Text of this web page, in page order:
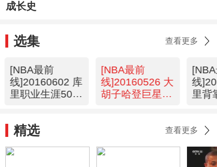
成长史
选集 查看更多
[NBA最前
线]20160602 库
里职业生涯50佳
[NBA最前
线]20160526 大
胡子哈登巨星成
线
里背
精选 查看更多